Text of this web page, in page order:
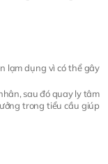
lạm dụng vì có thể gây
sau đó quay ly tâm
trong tiểu cầu giúp